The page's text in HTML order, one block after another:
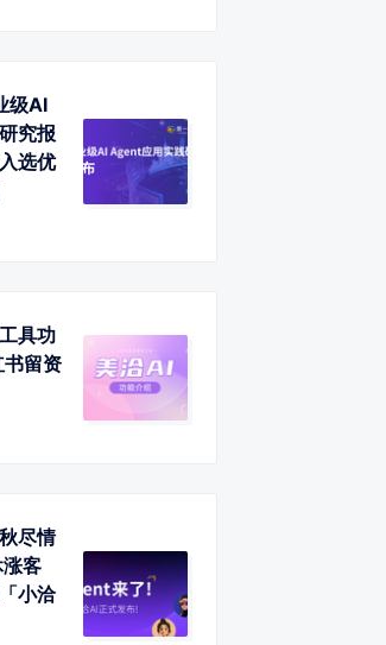
级AI
究报
选优
具功
留资
尽情
客
小洽